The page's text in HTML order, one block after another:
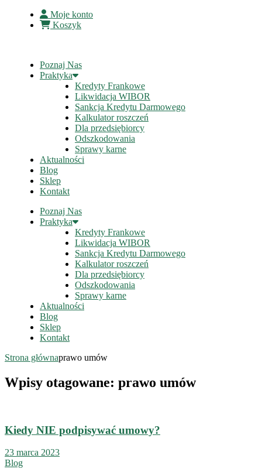
Moje konto
Koszyk
Poznaj Nas
Praktyka
Kredyty Frankowe
Likwidacja WIBOR
Sankcja Kredytu Darmowego
Kalkulator roszczeń
Dla przedsiębiorcy
Odszkodowania
Sprawy karne
Aktualności
Blog
Sklep
Kontakt
Poznaj Nas
Praktyka
Kredyty Frankowe
Likwidacja WIBOR
Sankcja Kredytu Darmowego
Kalkulator roszczeń
Dla przedsiębiorcy
Odszkodowania
Sprawy karne
Aktualności
Blog
Sklep
Kontakt
Strona głównaprawo umów
Wpisy otagowane: prawo umów
Kiedy NIE podpisywać umowy?
23 marca 2023
Blog